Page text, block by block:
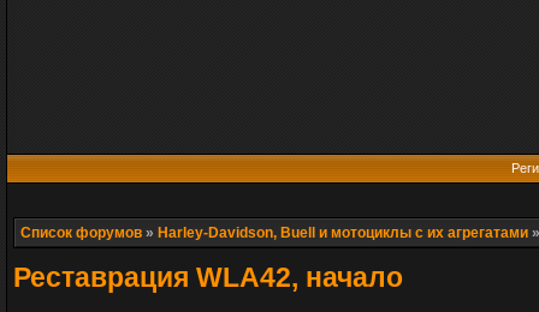
Список форумов » Harley-Davidson, Buell и мотоциклы с их агрегатами
Реставрация WLA42, начало